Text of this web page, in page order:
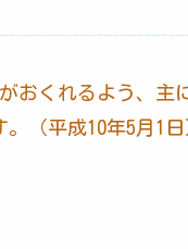
おくれるよう、主
（平成10年5月1日